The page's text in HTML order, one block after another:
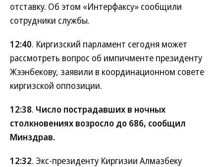
отставку. Об этом «Интерфаксу» сообщили
сотрудники службы.
12:40. Киргизский парламент сегодня может
рассмотреть вопрос об импичменте президенту
Жээнбекову, заявили в координационном совете
киргизской оппозиции.
12:38. Число пострадавших в ночных
столкновениях возросло до 686, сообщил
Минздрав.
12:32. Экс-президенту Киргизии Алмазбеку